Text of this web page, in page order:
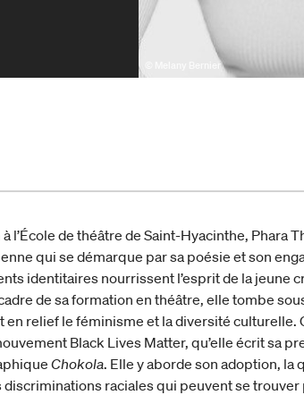
© Melany Bernier
l’École de théâtre de Saint-Hyacinthe, Phara
qui se démarque par sa poésie et son
identitaires nourrissent l’esprit de la jeune
de sa formation en théâtre, elle tombe
relief le féminisme et la diversité culturelle.
Black Lives Matter, qu’elle écrit sa
Chokola. Elle y aborde son adoption, la
raciales qui peuvent se trouver